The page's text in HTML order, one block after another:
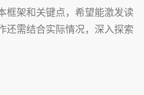
框架和关键点，希望能激发读
还需结合实际情况，深入探索